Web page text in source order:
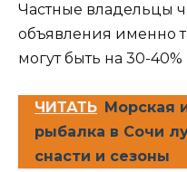
Частные владельцы
объявления именно
могут быть на 30-
ЧИТАТЬ Морская
рыбалка в Сочи
снасти и сезоны